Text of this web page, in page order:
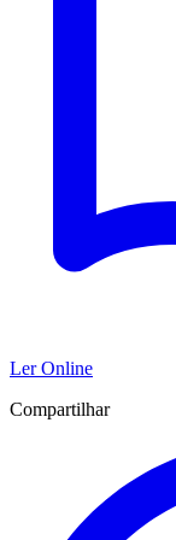
Ler Online
Compartilhar